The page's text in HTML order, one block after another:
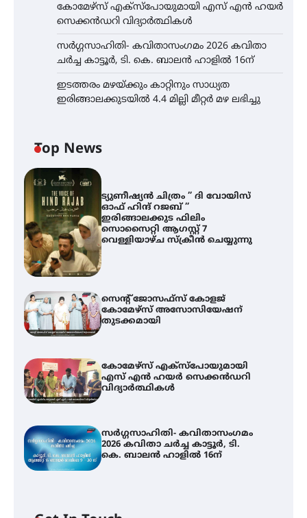
കോമേഴ്സ് എക്സ്പോയുമായി എസ് എൻ ഹയർ
സെക്കൻഡറി വിദ്യാർത്ഥികൾ
സർഗ്ഗസാഹിതി- കവിതാസംഗമം 2026 കവിതാ
ചർച്ച കാട്ടൂർ, ടി. കെ. ബാലൻ ഹാളിൽ 16ന്
ഇടത്തരം മഴയ്ക്കും കാറ്റിനും സാധ്യത
ഇരിങ്ങാലക്കുടയിൽ 4.4 മില്ലി മീറ്റർ മഴ ലഭിച്ചു
Top News
ട്യുണീഷ്യൻ ചിത്രം ” ദി വോയിസ്
ഓഫ് ഹിന്ദ് റജബ് ”
ഇരിങ്ങാലക്കുട ഫിലിം
സൊസൈറ്റി ആഗസ്റ്റ് 7
വെള്ളിയാഴ്ച സ്‌ക്രീൻ ചെയ്യുന്നു
സെന്റ് ജോസഫ്സ് കോളജ്
കോമേഴ്‌സ് അസോസിയേഷന്
തുടക്കമായി
കോമേഴ്സ് എക്സ്പോയുമായി
എസ് എൻ ഹയർ സെക്കൻഡറി
വിദ്യാർത്ഥികൾ
സർഗ്ഗസാഹിതി- കവിതാസംഗമം
2026 കവിതാ ചർച്ച കാട്ടൂർ, ടി.
കെ. ബാലൻ ഹാളിൽ 16ന്